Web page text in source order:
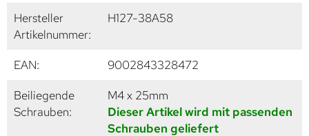
Hersteller
Artikelnummer:
H127-38A58
EAN:
9002843328472
Beiliegende
Schrauben:
M4 x 25mm
Dieser Artikel wird mit passenden
Schrauben geliefert